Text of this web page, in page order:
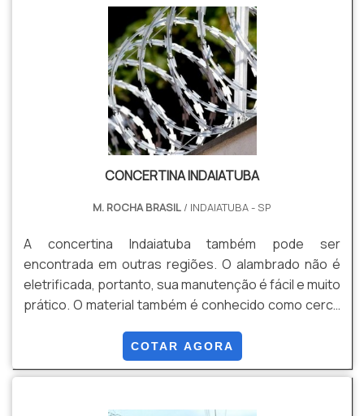
temperatura e a ferrugem não afetam a integridade
do produto.Uma das fases .
CONCERTINA INDAIATUBA
M. ROCHA BRASIL / INDAIATUBA - SP
A concertina Indaiatuba também pode ser
encontrada em outras regiões. O alambrado não é
eletrificada, portanto, sua manutenção é fácil e muito
prático. O material também é conhecido como cerca
usado para evitar furtos ou entradas indesejadas em
residências, condomínios e empresas de todos os
alambrado é pouco e a vida útil é longa, ou seja, é um
COTAR AGORA